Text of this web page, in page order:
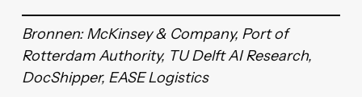
Bronnen: McKinsey & Company, Port of
Rotterdam Authority, TU Delft AI Research,
DocShipper, EASE Logistics